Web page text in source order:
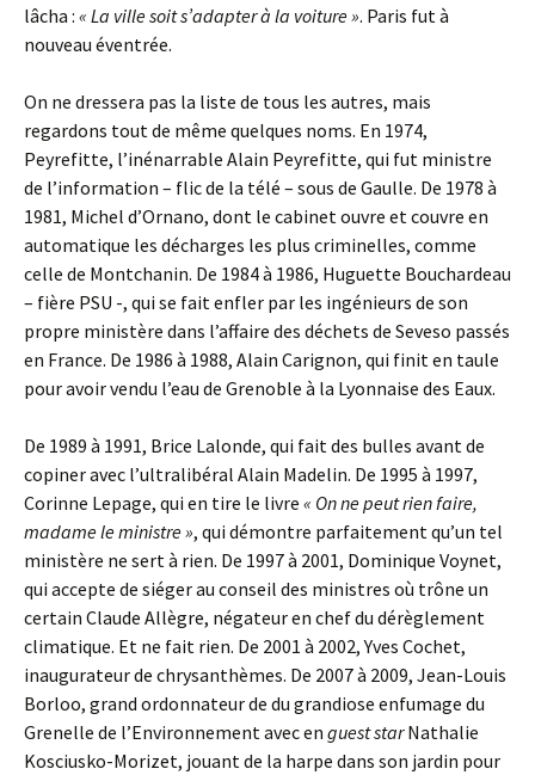
lâcha : « La ville soit s’adapter à la voiture ». Paris fut à
nouveau éventrée.
On ne dressera pas la liste de tous les autres, mais
regardons tout de même quelques noms. En 1974,
Peyrefitte, l’inénarrable Alain Peyrefitte, qui fut ministre
de l’information – flic de la télé – sous de Gaulle. De 1978 à
1981, Michel d’Ornano, dont le cabinet ouvre et couvre en
automatique les décharges les plus criminelles, comme
celle de Montchanin. De 1984 à 1986, Huguette Bouchardeau
– fière PSU -, qui se fait enfler par les ingénieurs de son
propre ministère dans l’affaire des déchets de Seveso passés
en France. De 1986 à 1988, Alain Carignon, qui finit en taule
pour avoir vendu l’eau de Grenoble à la Lyonnaise des Eaux.
De 1989 à 1991, Brice Lalonde, qui fait des bulles avant de
copiner avec l’ultralibéral Alain Madelin. De 1995 à 1997,
Corinne Lepage, qui en tire le livre « On ne peut rien faire,
madame le ministre », qui démontre parfaitement qu’un tel
ministère ne sert à rien. De 1997 à 2001, Dominique Voynet,
qui accepte de siéger au conseil des ministres où trône un
certain Claude Allègre, négateur en chef du dérèglement
climatique. Et ne fait rien. De 2001 à 2002, Yves Cochet,
inaugurateur de chrysanthèmes. De 2007 à 2009, Jean-Louis
Borloo, grand ordonnateur de du grandiose enfumage du
Grenelle de l’Environnement avec en guest starNathalie
Kosciusko-Morizet, jouant de la harpe dans son jardin pour